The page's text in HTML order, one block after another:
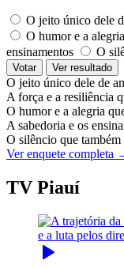
O jeito único dele
O humor e a
ensinamentos
O
Votar Ver resultado
O jeito único dele de
A força e a resiliência
O humor e a alegria
A sabedoria e os
O silêncio que também
Ver enquete completa
TV Piauí